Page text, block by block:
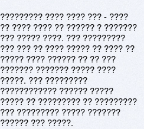
????????? ???? ???? ??? - ????
?? ???? ???? ?? ?????? ? ???????
??? ????? ????. ??? ?????????
??? ??? ?? ???? ????? ?? ???? ??
????? ???? ?????? ?? ?? ???
??????? ??????? ????? ????
?????. ??? ?????????
???????????? ?????? ?????
????? ?? ????????? ?? ?????????
??? ????????? ????? ???????
?????? ??? ?????.